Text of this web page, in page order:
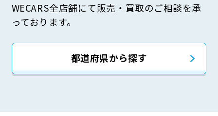
WECARS全店舗にて販売・買取のご相談を承
っております。
都道府県から探す